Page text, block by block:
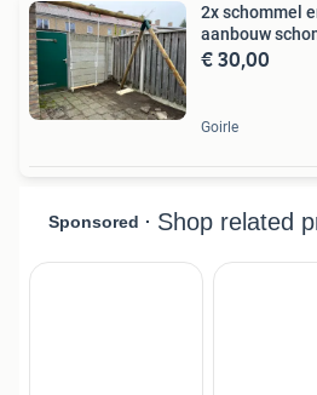
2x schommel
aanbouw
€ 30,00
Goirle